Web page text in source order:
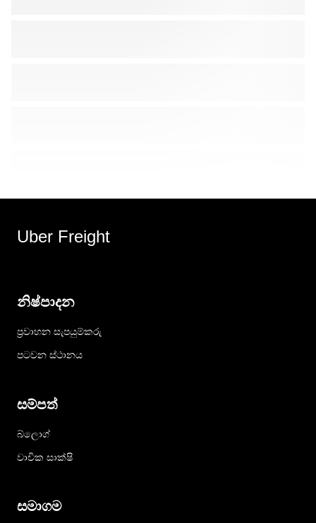
Uber Freight
නිෂ්පාදන
ප්‍රවාහන සැපයුම්කරු
පටවන ස්ථානය
සම්පත්
බ්ලොග්
වාචික සාක්ෂි
සමාගම